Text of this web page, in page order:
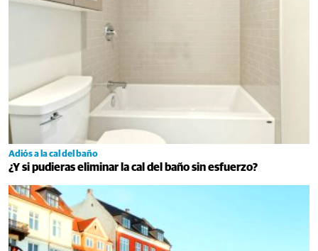
Adiós a la cal del baño
¿Y si pudieras eliminar la cal del baño sin esfuerzo?